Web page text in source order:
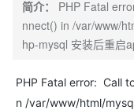
简介：
PHP Fatal
nnect() in /var/www/
hp-mysql 安装后重启
PHP Fatal error: Call
n /var/www/html/